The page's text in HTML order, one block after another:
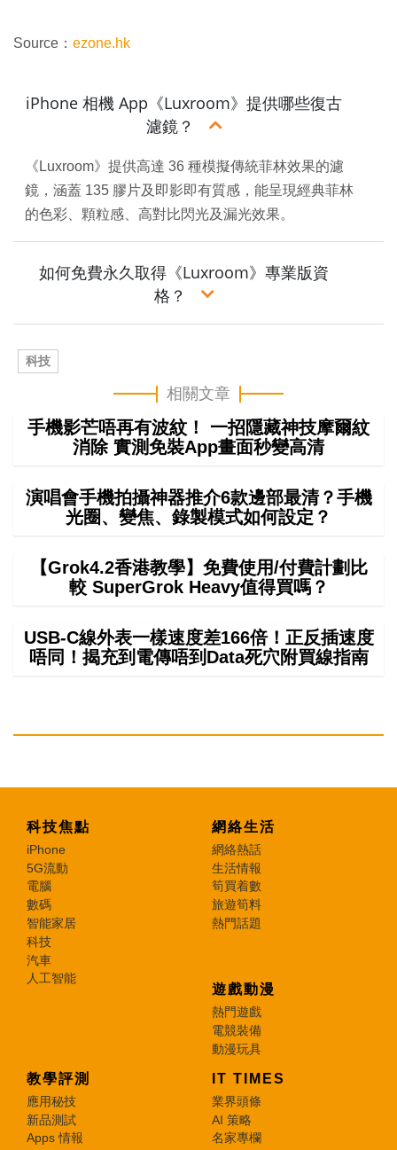
Source： ezone.hk
iPhone 相機 App《Luxroom》提供哪些復古
濾鏡？
《Luxroom》提供高達 36 種模擬傳統菲林效果的濾
鏡，涵蓋 135 膠片及即影即有質感，能呈現經典菲林
的色彩、顆粒感、高對比閃光及漏光效果。
如何免費永久取得《Luxroom》專業版資
格？
科技
相關文章
手機影芒唔再有波紋！ 一招隱藏神技摩爾紋
消除 實測免裝App畫面秒變高清
演唱會手機拍攝神器推介6款邊部最清？手機
光圈、變焦、錄製模式如何設定？
【Grok4.2香港教學】免費使用/付費計劃比
較 SuperGrok Heavy值得買嗎？
USB-C線外表一樣速度差166倍！正反插速度
唔同！揭充到電傳唔到Data死穴附買線指南
科技焦點
iPhone
5G流動
電腦
數碼
智能家居
科技
汽車
人工智能
網絡生活
網絡熱話
生活情報
筍買着數
旅遊筍料
熱門話題
遊戲動漫
熱門遊戲
電競裝備
動漫玩具
教學評測
應用秘技
新品測試
Apps 情報
IT TIMES
業界頭條
AI 策略
名家專欄